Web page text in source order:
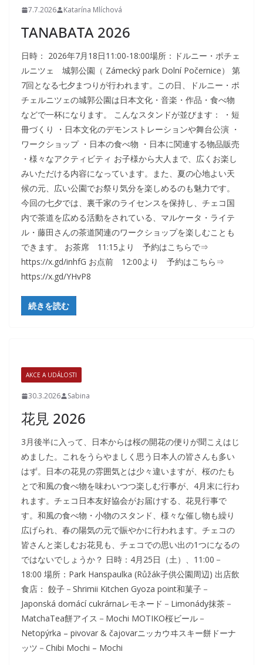
7.7.2026 Katarína Mlíchová
TANABATA 2026
日時： 2026年7月18日11:00-18:00場所：ドルニー・ポチェ
ルニツェ 城郭公園（ Zámecký park Dolní Počernice） 第
7回となる七夕まつりが行われます。この日、ドルニー・ポ
チェルニツェの城郭公園は日本文化・音楽・作品・食べ物
などで一杯になります。 こんなスタンドが並びます： ・短
冊づくり ・日本文化のデモンストレーションや舞台公演 ・
ワークショップ ・日本の食べ物 ・日本に関連する物品販売
・様々なアクティビティ お子様から大人まで、広くお楽し
みいただける内容になっています。また、夏の心地よい天
候の元、広い公園でお祭り気分を楽しめるのも魅力です。
今回の七夕では、裏千家のライセンスを保持し、チェコ国
内で茶道を広める活動をされている、マルケータ・ライテ
ル・藤田さんの茶道関連のワークショップを楽しむことも
できます。 お茶席 11:15より 予約はこちらで⇒
https://x.gd/inhfG お点前 12:00より 予約はこちら⇒
https://x.gd/YHvP8
続きを読む
AKCE A UDÁLOSTI
30.3.2026 Sabina
花見 2026
3月後半に入って、日本からは桜の開花の便りが聞こえはじ
めました。これをうらやましく思う日本人の皆さんも多い
はず。日本の花見の雰囲気とは少々違いますが、桜のたも
とで和風の食べ物を味わいつつ楽しむ行事が、4月末に行わ
れます。チェコ日本友好協会がお届けする、花見行事で
す。和風の食べ物・小物のスタンド、様々な催し物も繰り
広げられ、春の陽気の元で賑やかに行われます。チェコの
皆さんと楽しむお花見も、チェコでの思い出の1つになるの
ではないでしょうか？ 日時：4月25日（土）、11:00－
18:00 場所：Park Hanspaulka (Růžák子供公園周辺) 出店飲
食店： 餃子－Shrimii Kitchen Gyoza point和菓子－
Japonská domácí cukrárnaレモネード－Limonády抹茶－
MatchaTea餅アイス－Mochi MOTIKO桜ビール－
Netopýrka – pivovar & čajovarニッカウヰスキー餅ドーナ
ッツ－Chibi Mochi – Mochi